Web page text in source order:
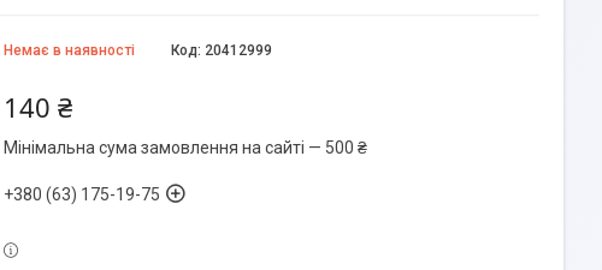
Немає в наявності Код: 20412999
140 ₴
Мінімальна сума замовлення на сайті — 500 ₴
+380 (63) 175-19-75